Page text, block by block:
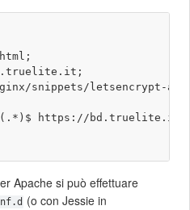
snippets/letsencrypt-
https://
Apache si può effettuare
(o con Jessie in